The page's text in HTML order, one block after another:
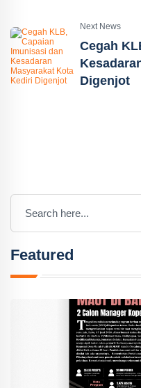
Next News
Cegah
Digenjot
Featured